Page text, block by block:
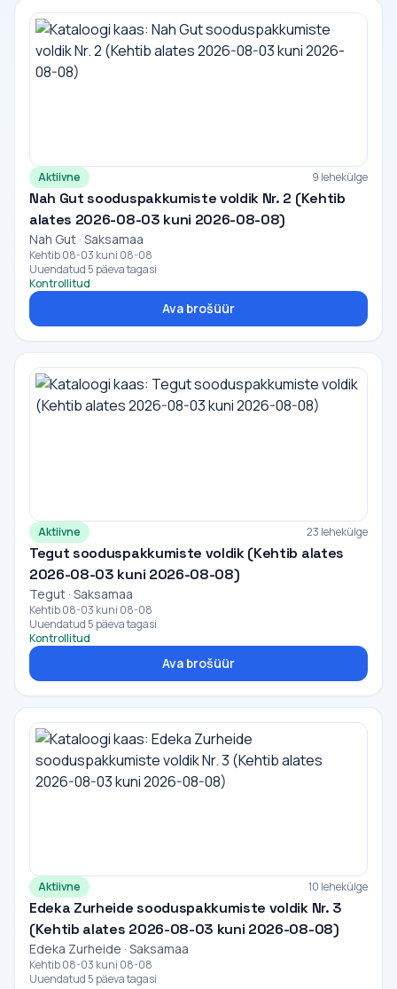
Aktiivne 9 lehekülge
Nah Gut sooduspakkumiste voldik Nr. 2 (Kehtib
alates 2026-08-03 kuni 2026-08-08)
Nah Gut · Saksamaa
Kehtib 08-03 kuni 08-08
Uuendatud 5 päeva tagasi
Kontrollitud
Ava brošüür
Aktiivne 23 lehekülge
Tegut sooduspakkumiste voldik (Kehtib alates
2026-08-03 kuni 2026-08-08)
Tegut · Saksamaa
Kehtib 08-03 kuni 08-08
Uuendatud 5 päeva tagasi
Kontrollitud
Ava brošüür
Aktiivne 10 lehekülge
Edeka Zurheide sooduspakkumiste voldik Nr. 3
(Kehtib alates 2026-08-03 kuni 2026-08-08)
Edeka Zurheide · Saksamaa
Kehtib 08-03 kuni 08-08
Uuendatud 5 päeva tagasi